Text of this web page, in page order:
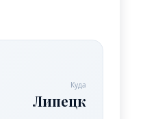
Куда
Липецк